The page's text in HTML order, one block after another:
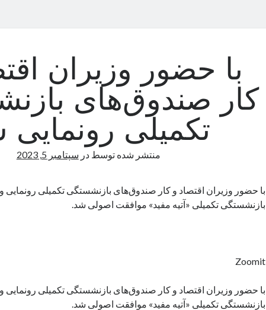
با حضور وزیران
کار صندوق‌های
تکمیلی
منتشر شده توسطدر سپتامبر 5, 2023
با حضور وزیران اقتصاد و کار صندوق‌های بازنشستگی تکمیلی
بازنشستگی تکمیلی «آتیه مفید» موافقت اصولی شد.
Zoomit
با حضور وزیران اقتصاد و کار صندوق‌های بازنشستگی تکمیلی
بازنشستگی تکمیلی «آتیه مفید» موافقت اصولی شد.